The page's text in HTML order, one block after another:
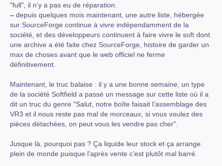
"full", il n’y a pas eu de réparation.
– depuis quelques mois maintenant, une autre liste, hébergée
sur SourceForge continue à vivre indépendamment de la
société, et des développeurs continuent à faire vivre le soft dont
une archive a été faite chez SourceForge, histoire de garder un
max de choses avant que le web officiel ne ferme
définitivement.
Maintenant, le truc balaise : il y a une bonne semaine, un type
de la société Softfield a passé un message sur cette liste où il a
dit un truc du genre "Salut, notre boîte faisait l’assemblage des
VR3 et il nous reste pas mal de morceaux, si vous voulez des
pièces détachées, on peut vous les vendre pas cher".
Jusque là, pourquoi pas ? Ça liquide leur stock et ça arrange
plein de monde puisque l’après vente c’est plutôt mal barré.